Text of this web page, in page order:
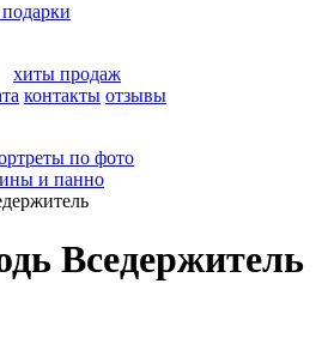
хиты продаж
контакты отзывы
по фото
и панно
Вседержитель